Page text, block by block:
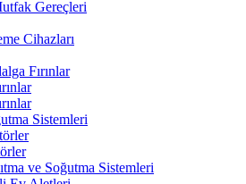
Gereçleri
Cihazları
Fırınlar
Sistemleri
ve Soğutma Sistemleri